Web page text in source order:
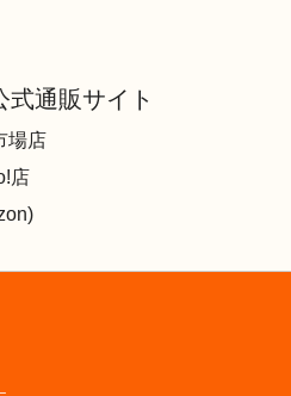
通販サイト
場店
店